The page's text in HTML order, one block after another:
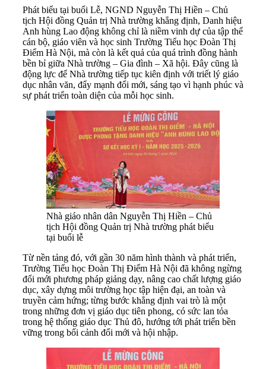
Phát biểu tại buổi Lễ, NGND Nguyễn Thị Hiền – Chủ
tịch Hội đồng Quản trị Nhà trường khẳng định, Danh hiệu
Anh hùng Lao động không chỉ là niềm vinh dự của tập thể
cán bộ, giáo viên và học sinh Trường Tiểu học Đoàn Thị
Điểm Hà Nội, mà còn là kết quả của quá trình đồng hành
bền bỉ giữa Nhà trường – Gia đình – Xã hội. Đây cũng là
động lực để Nhà trường tiếp tục kiên định với triết lý giáo
dục nhân văn, đẩy mạnh đổi mới, sáng tạo vì hạnh phúc và
sự phát triển toàn diện của mỗi học sinh.
Nhà giáo nhân dân Nguyễn Thị Hiền – Chủ
tịch Hội đồng Quản trị Nhà trường phát biểu
tại buổi lễ
Từ nền tảng đó, với gần 30 năm hình thành và phát triển,
Trường Tiểu học Đoàn Thị Điểm Hà Nội đã không ngừng
đổi mới phương pháp giảng dạy, nâng cao chất lượng giáo
dục, xây dựng môi trường học tập hiện đại, an toàn và
truyền cảm hứng; từng bước khẳng định vai trò là một
trong những đơn vị giáo dục tiên phong, có sức lan tỏa
trong hệ thống giáo dục Thủ đô, hướng tới phát triển bền
vững trong bối cảnh đổi mới và hội nhập.